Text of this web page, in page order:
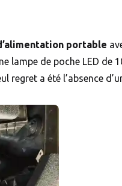
portable
lampe de poche LED de
regret a été l’absence